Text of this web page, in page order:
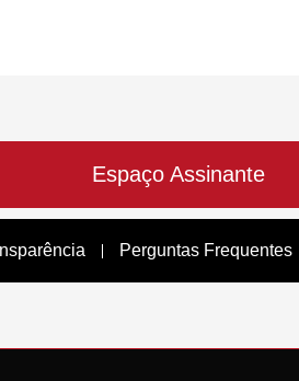
Espaço Assinante
Perguntas Frequentes